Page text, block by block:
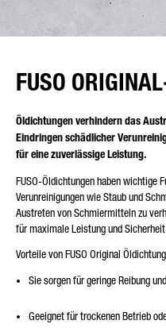
FUSO
Öldichtungen verhindern das
Eindringen schädlicher
für eine zuverlässige Leistung.
FUSO-Öldichtungen haben wichtige
Verunreinigungen wie Staub und
Austreten von Schmiermitteln zu
für maximale Leistung und
Vorteile von FUSO Original
Sie sorgen für geringe Reibung
Geeignet für trockenen Betrieb